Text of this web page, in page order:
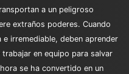
a un peligroso
extraños poderes. Cuando
irremediable, deben aprender
en equipo para salvar
se ha convertido en un